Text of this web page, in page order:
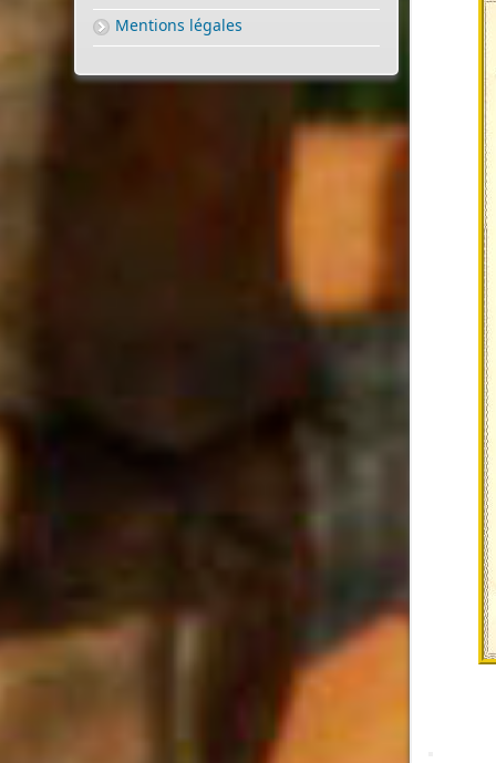
Mentions légales